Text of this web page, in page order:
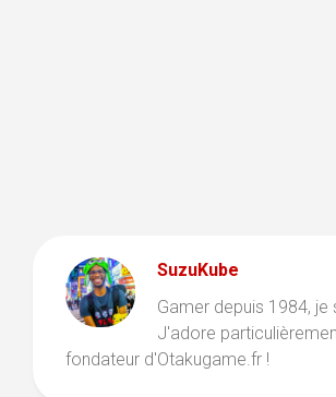
SuzuKube
Gamer depuis 1984, je
J'adore
fondateur d'Otakugame.fr !